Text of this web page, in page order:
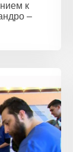
к
–